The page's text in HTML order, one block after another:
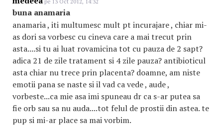
pe 13 Oct 2012, 14:32
buna anamaria
anamaria , iti multumesc mult pt incurajare , chiar mi-
as dori sa vorbesc cu cineva care a mai trecut prin
asta....si tu ai luat rovamicina tot cu pauza de 2 sapt?
adica 21 de zile tratament si 4 zile pauza? antibioticul
asta chiar nu trece prin placenta? doamne, am niste
emotii pana se naste si il vad ca vede , aude ,
vorbeste...ca mie asa imi spuneau dr ca s-ar putea sa
fie orb sau sa nu auda....tot felul de prostii din astea. te
pup si mi-ar place sa mai vorbim.